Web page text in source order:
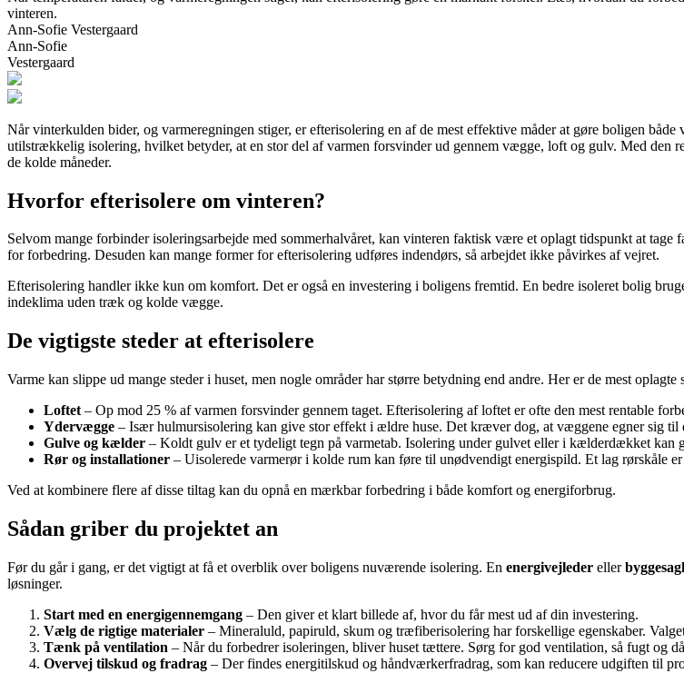
vinteren.
Ann-Sofie Vestergaard
Ann-Sofie
Vestergaard
Når vinterkulden bider, og varmeregningen stiger, er efterisolering en af de mest effektive måder at gøre boligen
utilstrækkelig isolering, hvilket betyder, at en stor del af varmen forsvinder ud gennem vægge, loft og gulv. Med den
de kolde måneder.
Hvorfor efterisolere om vinteren?
Selvom mange forbinder isoleringsarbejde med sommerhalvåret, kan vinteren faktisk være et oplagt tidspunkt at
for forbedring. Desuden kan mange former for efterisolering udføres indendørs, så arbejdet ikke påvirkes af vejret.
Efterisolering handler ikke kun om komfort. Det er også en investering i boligens fremtid. En bedre isoleret bolig
indeklima uden træk og kolde vægge.
De vigtigste steder at efterisolere
Varme kan slippe ud mange steder i huset, men nogle områder har større betydning end andre. Her er de mest oplagte
Loftet – Op mod 25 % af varmen forsvinder gennem taget. Efterisolering af loftet er ofte den mest rentable
Ydervægge – Især hulmursisolering kan give stor effekt i ældre huse. Det kræver dog, at væggene egner sig til
Gulve og kælder – Koldt gulv er et tydeligt tegn på varmetab. Isolering under gulvet eller i kælderdækket kan
Rør og installationer – Uisolerede varmerør i kolde rum kan føre til unødvendigt energispild. Et lag rørskåle
Ved at kombinere flere af disse tiltag kan du opnå en mærkbar forbedring i både komfort og energiforbrug.
Sådan griber du projektet an
Før du går i gang, er det vigtigt at få et overblik over boligens nuværende isolering. En energivejleder eller
løsninger.
Start med en energigennemgang – Den giver et klart billede af, hvor du får mest ud af din investering.
Vælg de rigtige materialer – Mineraluld, papiruld, skum og træfiberisolering har forskellige egenskaber.
Tænk på ventilation – Når du forbedrer isoleringen, bliver huset tættere. Sørg for god ventilation, så fugt og
Overvej tilskud og fradrag – Der findes energitilskud og håndværkerfradrag, som kan reducere udgiften til